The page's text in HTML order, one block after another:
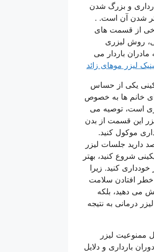
و بزرگ شدن
شدن آن است. .
از قسمت های
روش لیزری
باردار می
لیزر موهای زائد
یکی از حساس
خانم ها به خصوص
است، توصیه می
این قسمت از بدن
موکول کنید.
دارید جلسات لیزر
شروع کنید، بهتر
کنید. زیرا
خطر افتادن سلامت
می دهید، بلکه
درمانی به نتیجه
ممنوعیت لیزر
بارداری و دلایل